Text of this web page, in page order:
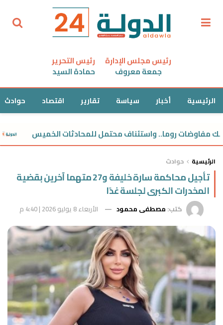
رئيس مجلس الإدارة
جمعة معروف
رئيس التحرير
حمادة السيد
الرئيسية أخبار سياسة تقارير اقتصاد حوادث
روما.. واستئناف محتمل للمحادثات الخميس
الرئيسية حوادث
تأجيل محاكمة سارة خليفة و27 متهما آخرين بقضية
المخدرات الكبرى لجلسة غدًا
كتب: مصطفى محمود الأربعاء 8 يوليو 2026 | 4:40 م